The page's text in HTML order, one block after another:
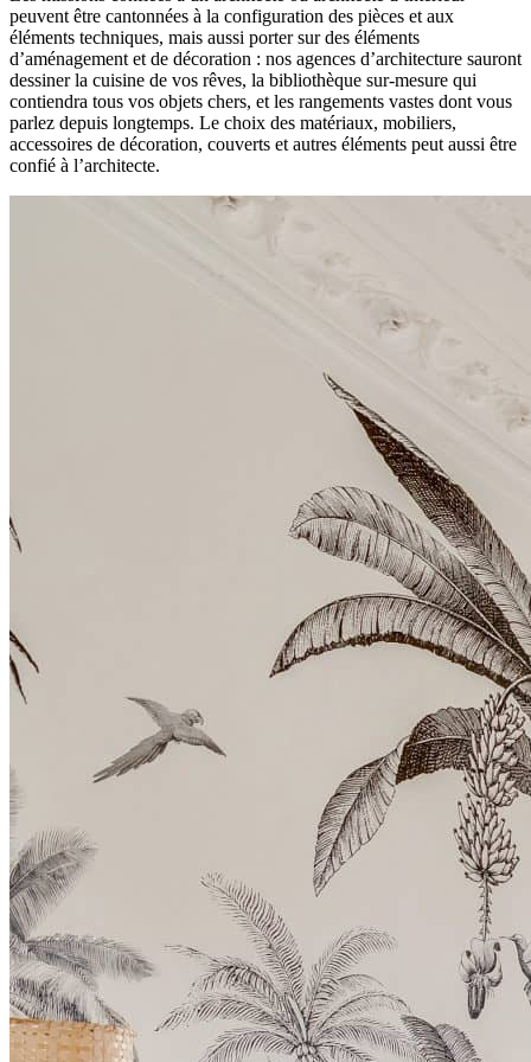
peuvent être cantonnées à la configuration des pièces et aux
éléments techniques, mais aussi porter sur des éléments
d’aménagement et de décoration : nos agences d’architecture sauront
dessiner la cuisine de vos rêves, la bibliothèque sur-mesure qui
contiendra tous vos objets chers, et les rangements vastes dont vous
parlez depuis longtemps. Le choix des matériaux, mobiliers,
accessoires de décoration, couverts et autres éléments peut aussi être
confié à l’architecte.